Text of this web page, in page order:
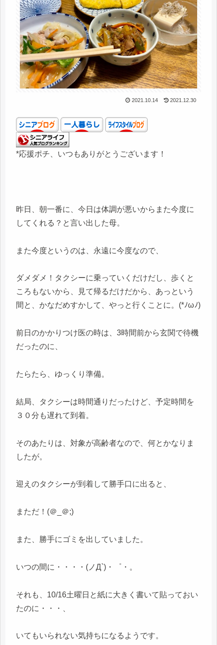
2021.10.14 2021.12.30
*応援ポチ、いつもありがとうございます！
昨日、朝一番に、今日は体調が悪いからまた今度に
してくれる？と言い出した母。
また今度というのは、永遠に今度なので、
ダメダメ！タクシーに乗っていくだけだし、歩くと
ころもないから、見て帰るだけだから、あっという
間と、かなだめすかして、やっと行くことに。(*ﾉωﾉ)
前日のかかりつけ医の時は、3時間前から玄関で待機
だったのに、
たらたら、ゆっくり準備。
結局、タクシーは時間通りだったけど、予定時間を
３０分も遅れて到着。
そのあたりは、対象が高齢者なので、何とかなりま
したが。
迎えのタクシーが到着して勝手口に出ると、
まただ！(＠_＠;)
また、勝手にゴミを出していました。
いつの間に・・・・(ノД`)・゜・。
それも、10/16土曜日と紙に大きく書いて貼っておい
たのに・・・、
いてもいられない気持ちになるようです。